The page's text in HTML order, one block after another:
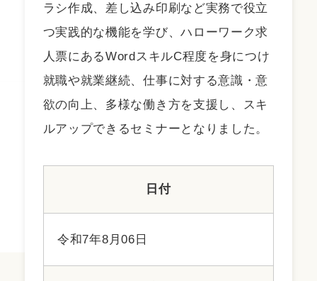
ラシ作成、差し込み印刷など実務で役立
つ実践的な機能を学び、ハローワーク求
人票にあるWordスキルC程度を身につけ
就職や就業継続、仕事に対する意識・意
欲の向上、多様な働き方を支援し、スキ
ルアップできるセミナーとなりました。
日付
令和7年8月06日